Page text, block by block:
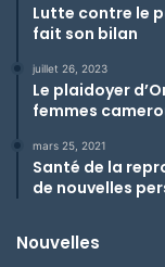
Lutte contre le
fait son bilan
juillet 26, 2023
Le plaidoyer
femmes
mars 25, 2021
Santé de la
de nouvelles
Nouvelles